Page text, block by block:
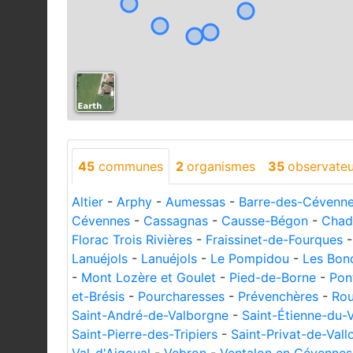
45 communes 2 organismes 35
Altier - Arphy - Aumessas - Barre-des-
Cévennes - Cassagnas - Causse-Bégon -
Florac Trois Rivières - Fraissinet-de-Fourques
Lanuéjols - Lanuéjols - Le Pompidou - Les
- Mont Lozère et Goulet - Pied-de-Borne -
et-Brésis - Pourcharesses - Prévenchères -
Saint-André-de-Valborgne - Saint-Étienne-du-
Saint-Pierre-des-Tripiers - Saint-Privat-de-